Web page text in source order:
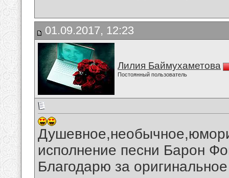
01.09.2017, 12:23
Лилия Баймухаметова
Постоянный пользователь
исполнение песни Барон
Благодарю за